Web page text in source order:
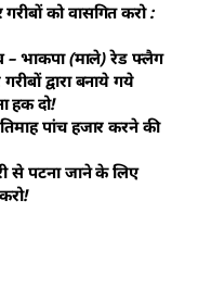
को वासगित करो :
– भाकपा (माले) रेड फ्लैग
द्वारा बनाये गये
हक दो!
पांच हजार करने की
से पटना जाने के लिए